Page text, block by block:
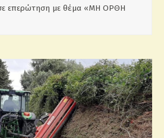
επερώτηση με θέμα «ΜΗ ΟΡΘΗ